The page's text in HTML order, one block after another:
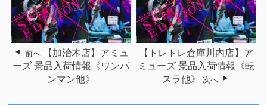
前へ
【加治木店】アミュ
ーズ 景品入荷情報《ワンパ
ンマン他》
【トレトレ倉庫川内店】ア
ミューズ 景品入荷情報《転
スラ他》
次へ